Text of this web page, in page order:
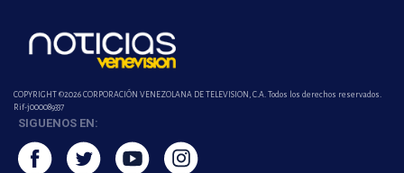
COPYRIGHT ©2026 CORPORACIÓN VENEZOLANA DE TELEVISION, C.A. Todos los derechos reservados.
Rif-j000089337
SIGUENOS EN: